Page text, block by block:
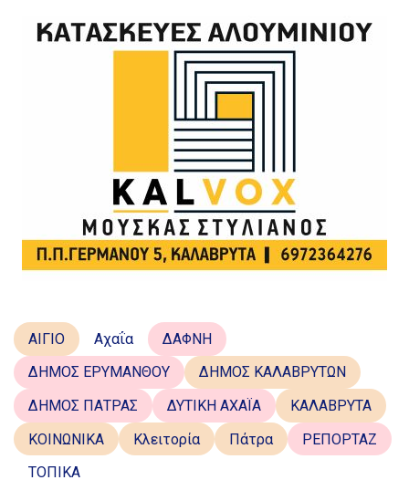
ΑΙΓΙΟ Αχαΐα
ΔΑΦΝΗ
ΔΗΜΟΣ ΕΡΥΜΑΝΘΟΥ
ΔΗΜΟΣ ΚΑΛΑΒΡΥΤΩΝ
ΔΗΜΟΣ ΠΑΤΡΑΣ
ΔΥΤΙΚΗ ΑΧΑΪΑ
ΚΑΛΑΒΡΥΤΑ
ΚΟΙΝΩΝΙΚΑ
Κλειτορία Πάτρα
ΡΕΠΟΡΤΑΖ
ΤΟΠΙΚΑ